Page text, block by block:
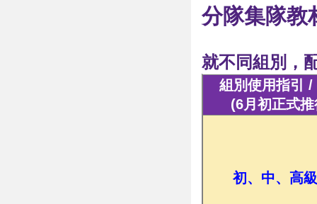
分隊集隊教
就不同組別，
組別使用指引 /
(6月初正式
初、中、高